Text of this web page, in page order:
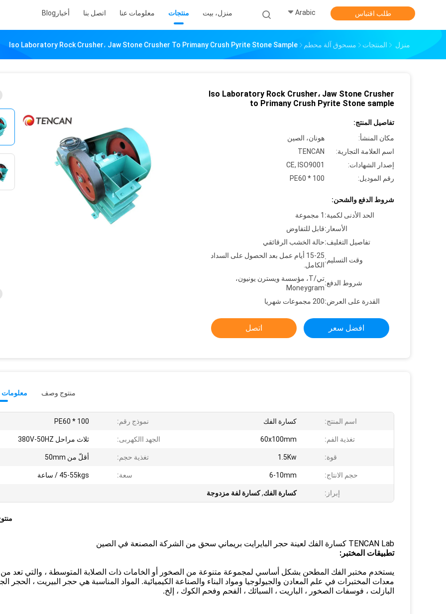
منزل، بيت منتجات معلومات عنا اتصل بنا أخبار Blog Arabic طلب اقتباس
منزل المنتجات مسحوق آلة محطم Iso Laboratory Rock Crusher، Jaw Stone Crusher To Primany Crush Pyrite Stone Sample
Iso Laboratory Rock Crusher، Jaw Stone Crusher
to Primany Crush Pyrite Stone sample
تفاصيل المنتج:
مكان المنشأ:
هونان، الصين
اسم العلامة التجارية:
TENCAN
إصدار الشهادات:
CE, ISO9001
رقم الموديل:
PE60 * 100
شروط الدفع والشحن:
الحد الأدنى لكمية: 1 مجموعة
الأسعار:قابل للتفاوض
تفاصيل التغليف:حالة الخشب الرقائقي
وقت التسليم:
15-25 أيام عمل بعد الحصول على السداد
الكامل.
شروط الدفع:
تي/T، مؤسسة ويسترن يونيون،
Moneygram
القدرة على العرض:200 مجموعات شهريا
افضل سعر اتصل
معلومات منتوج وصف
اسم المنتج: كسارة الفك نموذج رقم: PE60 * 100
تغذية الفم: 60x100mm الجهد االكهربى: ثلاث مراحل 380V-50HZ
قوة: 1.5Kw تغذية حجم: أقلّ من 50mm
حجم الانتاج: 6-10mm سعة: 45-55kgs / ساعة
إبراز: كسارة الفك,كسارة لفة مزدوجة
TENCAN Lab كسارة الفك لعينة حجر البايرايت بريماني سحق من الشركة المصنعة في الصين
تطبيقات المختبر:
يستخدم مختبر الفك المطحن بشكل أساسي لمجموعة متنوعة من الصخور أو الخامات ذات الصلابة المتوسطة ، والتي تعد
معدات المختبرات في علم المعادن والجيولوجيا ومواد البناء والصناعة الكيميائية. المواد المناسبة هي حجر البيريت ، الحجر
البازلت ، فوسفات الصخور ، الباريت ، السبائك ، الفحم وفحم الكوك ، إلخ.